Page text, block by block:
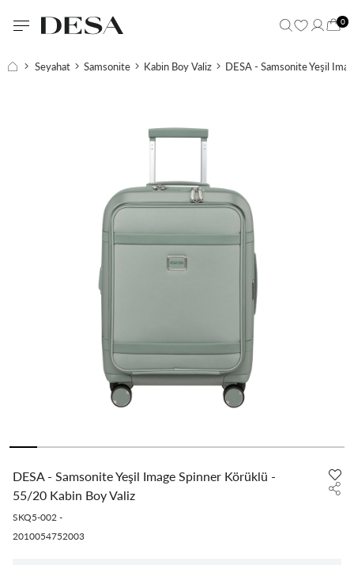
0
Seyahat Samsonite Kabin Boy Valiz
DESA - Samsonite Yeşil Image Spinner Körüklü -
55/20 Kabin Boy Valiz
SKQ5-002 -
2010054752003